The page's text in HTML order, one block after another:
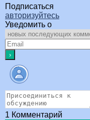
Подписаться
авторизуйтесь
Уведомить о
1 Комментарий